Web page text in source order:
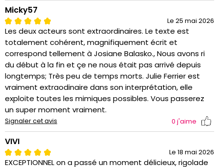
Micky57
Le 25 mai 2026
Les deux acteurs sont extraordinaires. Le texte est
totalement cohérent, magnifiquement écrit et
correspond tellement à Josiane Balasko., Nous avons ri
du début à la fin et çe ne nous était pas arrivé depuis
longtemps; Très peu de temps morts. Julie Ferrier est
vraiment extraodinaire dans son interprétation, elle
exploite toutes les mimiques possibles. Vous passerez
un super moment vraiment.
Signaler cet avis 0 j'aime
VIVI
Le 18 mai 2026
EXCEPTIONNEL on a passé un moment délicieux, rigolade